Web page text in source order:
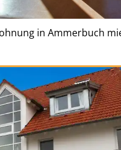
in Ammerbuch